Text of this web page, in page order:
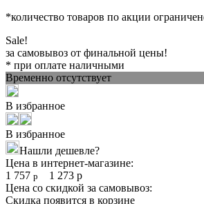
*количество товаров по акции
Sale!
за самовывоз от финальной цены!
* при оплате наличными
Временно отсутствует
В избранное
В избранное
Нашли дешевле?
Цена в интернет-магазине:
1 757 р 1 273 р
Цена со скидкой за самовывоз:
Скидка появится в корзине